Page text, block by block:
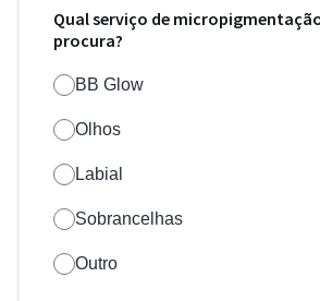
Qual serviço de
procura?
BB Glow
Olhos
Labial
Sobrancelhas
Outro